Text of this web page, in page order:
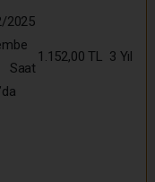
2025
Saat
1.152,00 TL 3 Yıl